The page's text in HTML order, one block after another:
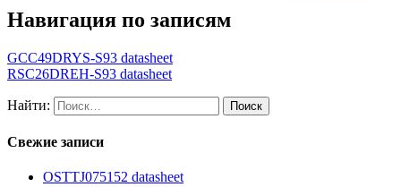
Навигация по записям
GCC49DRYS-S93 datasheet
RSC26DREH-S93 datasheet
Найти:
Свежие записи
OSTTJ075152 datasheet